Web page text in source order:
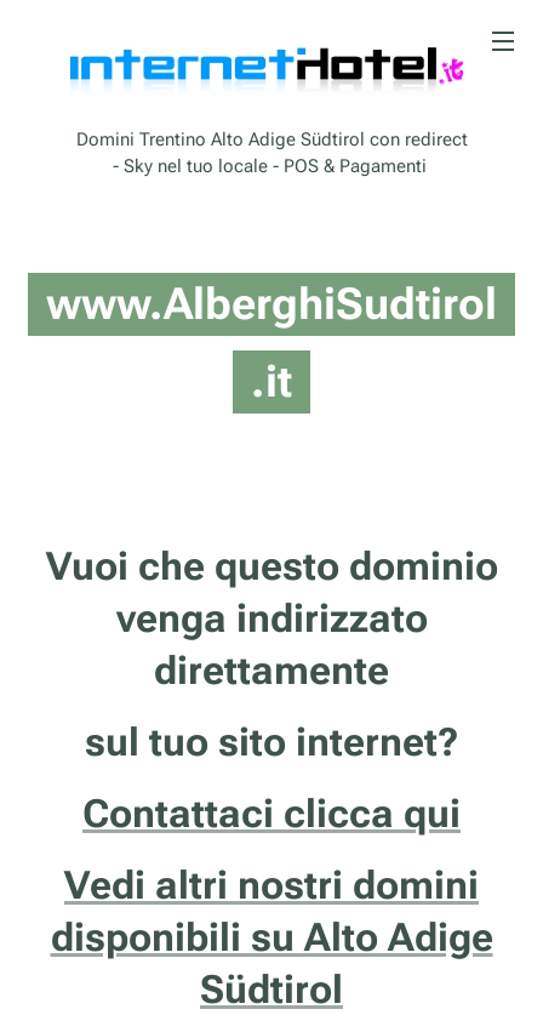
Domini Trentino Alto Adige Südtirol con redirect
- Sky nel tuo locale - POS & Pagamenti
www.AlberghiSudtirol
.it
Vuoi che questo dominio
venga indirizzato
direttamente
sul tuo sito internet?
Contattaci clicca qui
Vedi altri nostri domini
disponibili su Alto Adige
Südtirol